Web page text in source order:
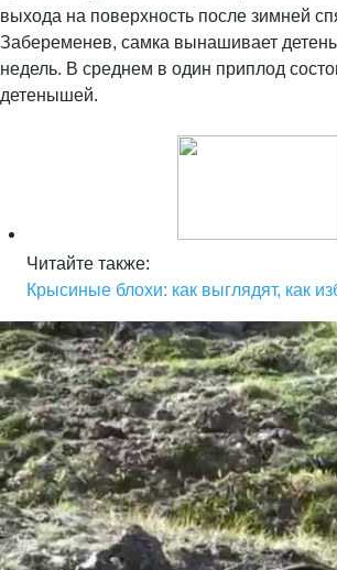
выхода на поверхность после зимней
Забеременев, самка вынашивает
недель. В среднем в один приплод
детенышей.
Читайте также:
Крысиные блохи: как выглядят, как